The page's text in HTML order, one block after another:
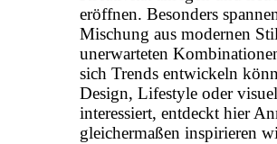
eröffnen. Besonders
Mischung aus modernen
unerwarteten
sich Trends entwickeln
Design, Lifestyle oder
interessiert, entdeckt hier
gleichermaßen inspirieren